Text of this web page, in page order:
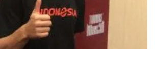
nikmati Ramadhan pertama